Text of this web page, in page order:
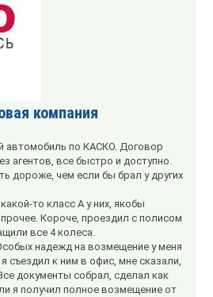
компания
автомобиль по КАСКО. Договор
агентов, все быстро и доступно.
дороже, чем если бы брал у других
то класс А у них, якобы
Короче, проездил с полисом
все 4 колеса.
надежд на возмещение у меня
съездил к ним в офис, мне сказали,
документы собрал, сделал как
я получил полное возмещение от